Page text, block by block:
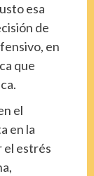
esa
de
en
que
el
en la
el estrés